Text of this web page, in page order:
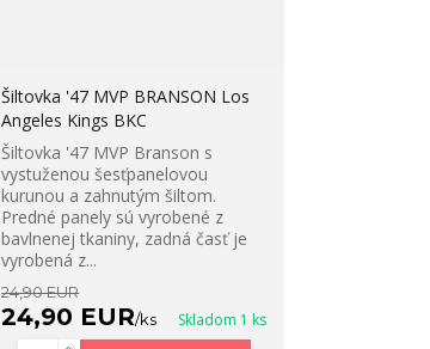
Šiltovka '47 MVP BRANSON Los
Angeles Kings BKC
Šiltovka '47 MVP Branson s
vystuženou šesťpanelovou
kurunou a zahnutým šiltom.
Predné panely sú vyrobené z
bavlnenej tkaniny, zadná časť je
vyrobená z...
24,90 EUR
24,90 EUR/ks Skladom 1 ks